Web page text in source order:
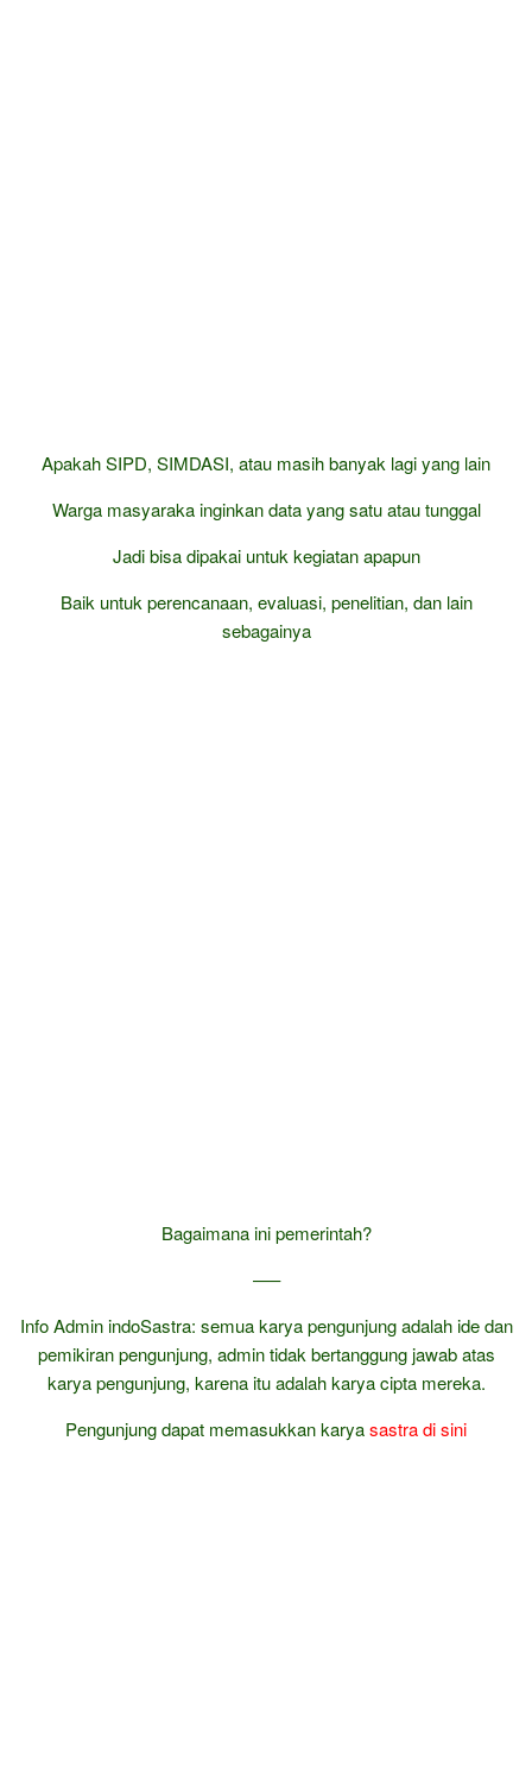
Apakah SIPD, SIMDASI, atau masih banyak lagi yang lain
Warga masyaraka inginkan data yang satu atau tunggal
Jadi bisa dipakai untuk kegiatan apapun
Baik untuk perencanaan, evaluasi, penelitian, dan lain
sebagainya
Bagaimana ini pemerintah?
—–
Info Admin indoSastra: semua karya pengunjung adalah ide dan
pemikiran pengunjung, admin tidak bertanggung jawab atas
karya pengunjung, karena itu adalah karya cipta mereka.
Pengunjung dapat memasukkan karyasastradi sini